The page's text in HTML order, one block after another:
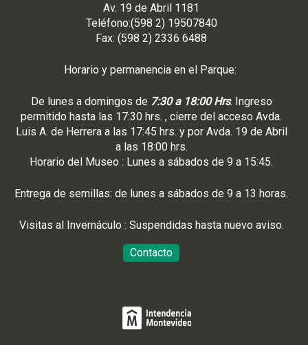
Av. 19 de Abril 1181
Teléfono:(598 2) 19507840
Fax: (598 2) 2336 6488
Horario y permanencia en el Parque:
De lunes a domingos de 7:30 a 18:00 Hrs. Ingreso
permitido hasta las 17:30 hrs. , cierre del acceso Avda.
Luis A. de Herrera a las 17:45 hrs. y por Avda. 19 de Abril
a las 18:00 hrs.
Horario del Museo : Lunes a sábados de 9 a 15:45.
Entrega de semillas: de lunes a sábados de 9 a 13 horas.
Visitas al Invernáculo : Suspendidas hasta nuevo aviso.
Contacto